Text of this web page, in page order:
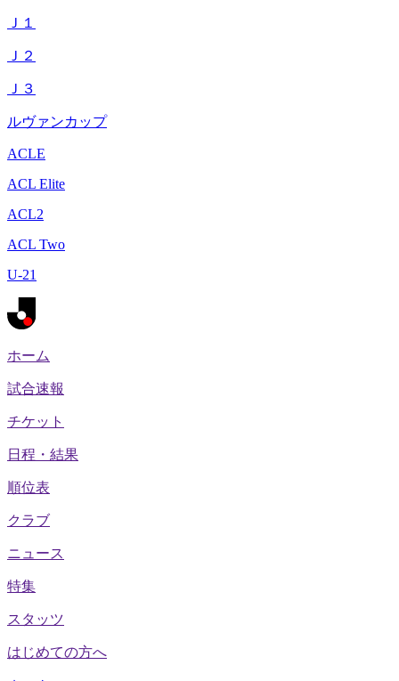
Ｊ１
Ｊ２
Ｊ３
ルヴァンカップ
ACLE
ACL Elite
ACL2
ACL Two
U-21
ホーム
試合速報
チケット
日程・結果
順位表
クラブ
ニュース
特集
スタッツ
はじめての方へ